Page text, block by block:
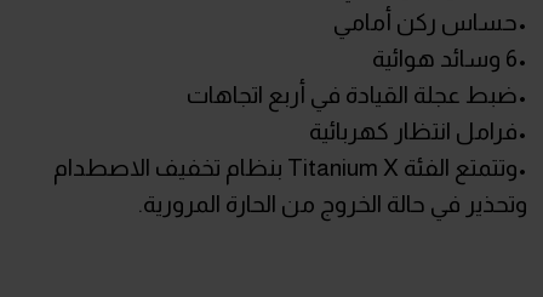
•حساس ركن أمامي
•6 وسائد هوائية
•ضبط عجلة القيادة في أربع اتجاهات
•فرامل انتظار كهربائية
•وتتمتع الفئة Titanium X بنظام تخفيف الاصطدام
وتحذير في حالة الخروج من الحارة المرورية.